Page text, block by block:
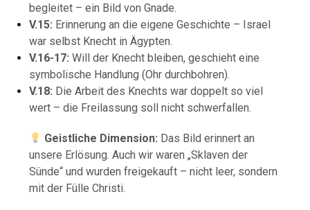
begleitet – ein Bild von Gnade.
V.15: Erinnerung an die eigene Geschichte – Israel
war selbst Knecht in Ägypten.
V.16-17: Will der Knecht bleiben, geschieht eine
symbolische Handlung (Ohr durchbohren).
V.18: Die Arbeit des Knechts war doppelt so viel
wert – die Freilassung soll nicht schwerfallen.
Geistliche Dimension: Das Bild erinnert an
unsere Erlösung. Auch wir waren „Sklaven der
Sünde“ und wurden freigekauft – nicht leer, sondern
mit der Fülle Christi.